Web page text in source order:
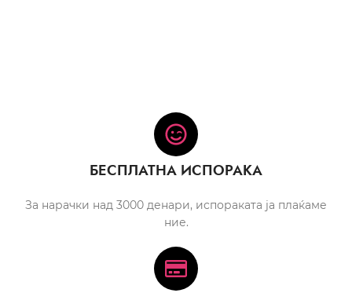
БЕСПЛАТНА ИСПОРАКА
За нарачки над 3000 денари, испораката ја плаќаме
ние.